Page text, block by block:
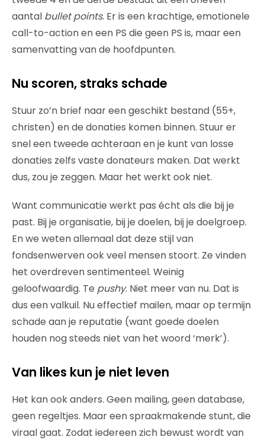
aantal bullet points. Er is een krachtige, emotionele
call-to-action en een PS die geen PS is, maar een
samenvatting van de hoofdpunten.
Nu scoren, straks schade
Stuur zo’n brief naar een geschikt bestand (55+,
christen) en de donaties komen binnen. Stuur er
snel een tweede achteraan en je kunt van losse
donaties zelfs vaste donateurs maken. Dat werkt
dus, zou je zeggen. Maar het werkt ook niet.
Want communicatie werkt pas écht als die bij je
past. Bij je organisatie, bij je doelen, bij je doelgroep.
En we weten allemaal dat deze stijl van
fondsenwerven ook veel mensen stoort. Ze vinden
het overdreven sentimenteel. Weinig
geloofwaardig. Te pushy. Niet meer van nu. Dat is
dus een valkuil. Nu effectief mailen, maar op termijn
schade aan je reputatie (want goede doelen
houden nog steeds niet van het woord ‘merk’).
Van likes kun je niet leven
Het kan ook anders. Geen mailing, geen database,
geen regeltjes. Maar een spraakmakende stunt, die
viraal gaat. Zodat iedereen zich bewust wordt van